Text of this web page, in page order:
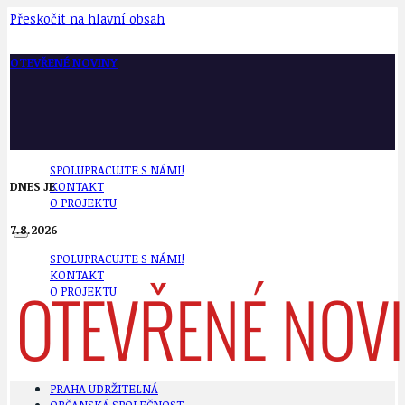
Přeskočit na hlavní obsah
OTEVŘENÉ NOVINY
SPOLUPRACUJTE S NÁMI!
KONTAKT
O PROJEKTU
SPOLUPRACUJTE S NÁMI!
KONTAKT
O PROJEKTU
DNES JE
7.8.2026
PRAHA UDRŽITELNÁ